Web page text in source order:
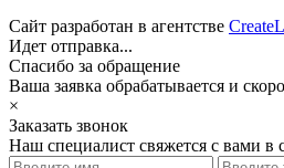
Сайт разработан в агентстве
Идет отправка...
Спасибо за обращение
Ваша заявка обрабатывается и
×
Заказать звонок
Наш специалист свяжется с вами в